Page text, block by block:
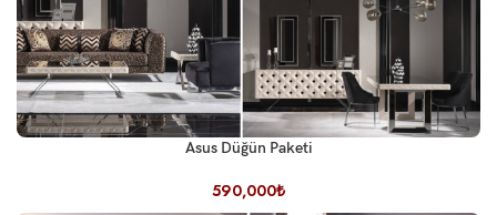
Asus Düğün Paketi
590,000₺